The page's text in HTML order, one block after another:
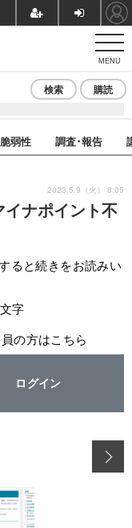
MENU
検索 購読
弱性 調査･報告
ナポイント不
2023.5.9（火） 8:05
ると続きをお読みい
字
の方はこちら
ログイン